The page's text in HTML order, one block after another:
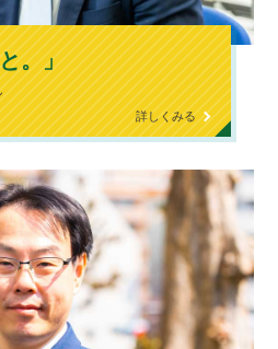
。」
詳しくみる